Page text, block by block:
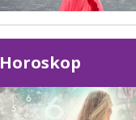
Horoskop